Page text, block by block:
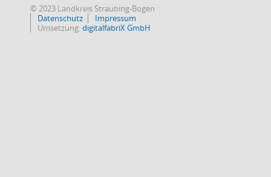
© 2023 Landkreis Straubing-Bogen
Datenschutz
Impressum
Umsetzung:digitalfabriX GmbH